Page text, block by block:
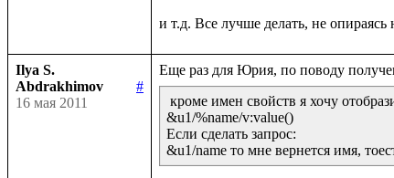
Ilya S.
Abdrakhimov
#
16 мая 2011
кроме имен свойств я хочу
&u1/%name/v:value()
Если сделать запрос:
&u1/name то мне вернется имя,